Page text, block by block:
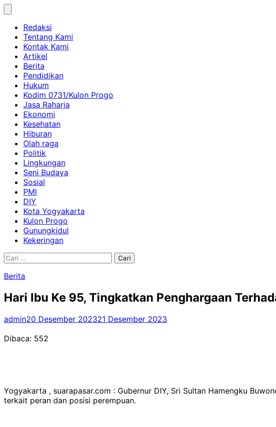
Skip
contentRedaksi
Tentang Kami
Kontak Kami
Artikel
Berita
Pendidikan
Hukum
Kodim 0731/Kulon Progo
Jasa Raharja
Ekonomi
Kesehatan
Hiburan
Olah raga
Politik
Lingkungan
Seni Budaya
Sosial
PMI
DIY
Kota Yogyakarta
Kulon Progo
Gunungkidul
Kekeringan
Cari
Berita
Hari Ibu Ke 95, Tingkatkan Penghargaan
admin20 Desember 202321 Desember 2023
Dibaca: 552
Yogyakarta , suarapasar.com : Gubernur DIY, Sri Sultan Hamengku
terkait peran dan posisi perempuan.